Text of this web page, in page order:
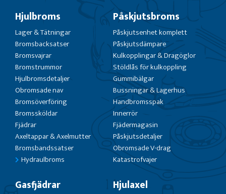
Hjulbroms
Lager & Tätningar
Bromsbacksatser
Bromsvajrar
Bromstrummor
Hjulbromsdetaljer
Obromsade nav
Bromsöverföring
Bromssköldar
Fjädrar
Axeltappar & Axelmutter
Bromsbandssatser
Hydraulbroms
Påskjutsbroms
Påskjutsenhet komplett
Påskjutsdämpare
Kulkopplingar & Dragöglor
Stöldlås för kulkoppling
Gummibälgar
Bussningar & Lagerhus
Handbromsspak
Innerrör
Fjädermagasin
Påskjutsdetaljer
Obromsade V-drag
Katastrofvajer
Gasfjädrar Hjulaxel